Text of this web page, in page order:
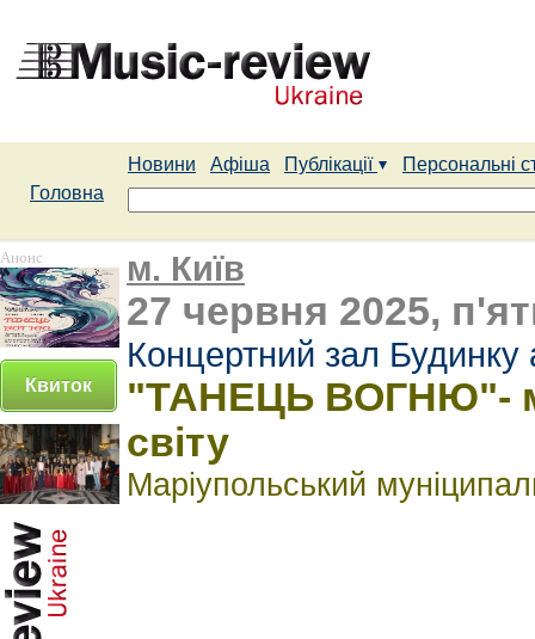
Новини Афіша Публікації
Персональні
Головна
Анонс
Квиток
м. Київ
27 червня 2025,
Концертний зал Будинку
"ТАНЕЦЬ ВОГНЮ"-
світу
Маріупольський